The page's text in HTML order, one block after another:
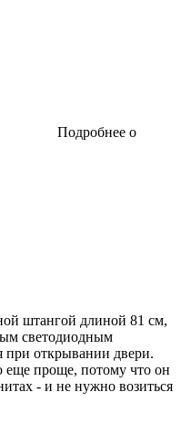
Подробнее о
штангой длиной 81 см,
светодиодным
при открывании двери.
еще проще, потому что он
- и не нужно возиться